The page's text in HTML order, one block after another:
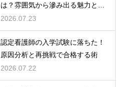
は？雰囲気から滲み出る魅力と秘
密
2026.07.23
認定看護師の入学試験に落ちた！
原因分析と再挑戦で合格する術
2026.07.22